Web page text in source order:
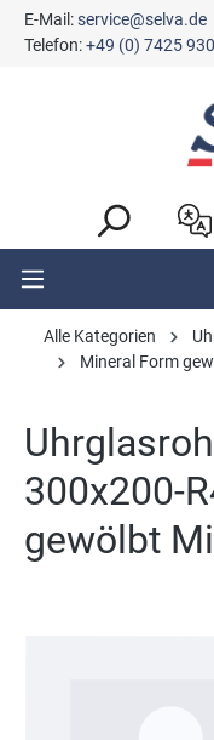
springen
E-Mail:service@selva.de
Telefon:+49 (0) 7425
Alle Kategorien
Mineral Form
300x200-
gewölbt